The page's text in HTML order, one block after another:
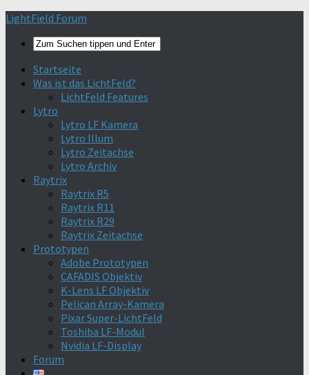
LightField Forum
Startseite
Was ist das LichtFeld?
LichtFeld Features
Lytro
Lytro LF Kamera
Lytro Illum
Lytro Zeitachse
Lytro Archiv
Raytrix
Raytrix R5
Raytrix R11
Raytrix R29
Raytrix Zeitachse
Prototypen
Adobe Prototypen
CAFADIS Objektiv
K-Lens LF Objektiv
Pelican Array-Kamera
Pixar Super-LichtFeld
Toshiba LF-Modul
Nvidia LF-Display
Forum
Find out more. Okay, thanks